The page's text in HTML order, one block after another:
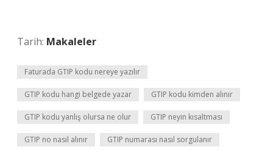
Tarih: Makaleler
Faturada GTIP kodu nereye yazılır
GTIP kodu hangi belgede yazar GTIP kodu kimden alınır
GTIP kodu yanlış olursa ne olur GTIP neyin kısaltması
GTIP no nasıl alınır GTIP numarası nasıl sorgulanır